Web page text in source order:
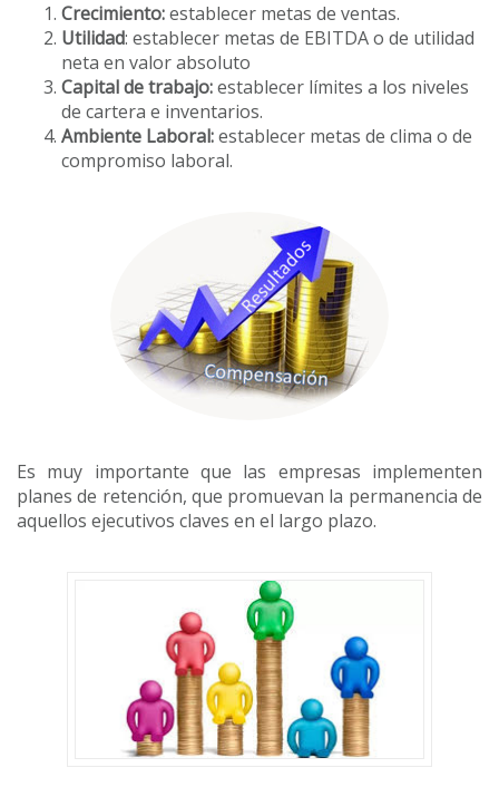
Crecimiento:establecer metas de ventas.
Utilidad: establecer metas de EBITDA o de utilidad
neta en valor absoluto
Capital de trabajo:establecer límites a los niveles
de cartera e inventarios.
Ambiente Laboral:establecer metas de clima o de
compromiso laboral.
Es muy importante que las empresas implementen
planes de retención, que promuevan la permanencia de
aquellos ejecutivos claves en el largo plazo.